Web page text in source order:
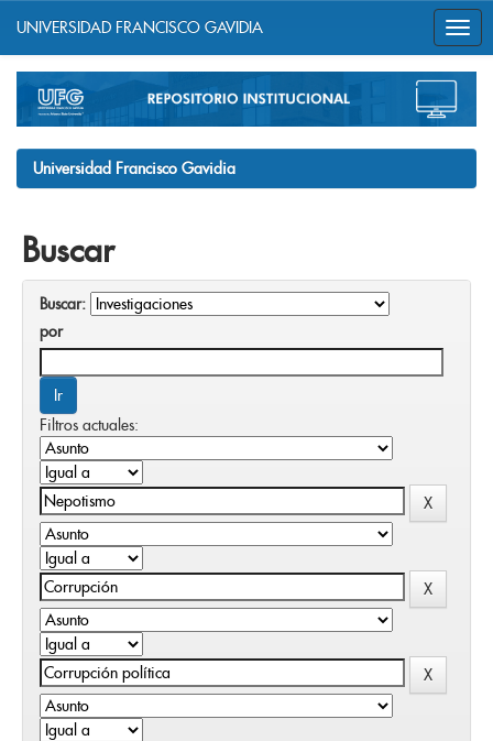
navigation
UNIVERSIDAD FRANCISCO GAVIDIA
Universidad Francisco Gavidia
Buscar
Buscar:
por
Filtros actuales: